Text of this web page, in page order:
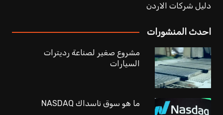
دليل شركات الاردن
احدث المنشورات
مشروع صغير لصناعة رديترات
السيارات
ما هو سوق ناسداك NASDAQ